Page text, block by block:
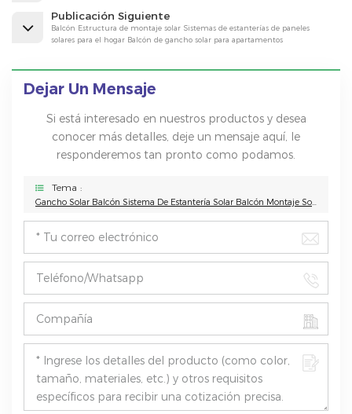
Publicación Siguiente
Balcón Estructura de montaje solar Sistemas de estanterías de paneles
solares para el hogar Balcón de gancho solar para apartamentos
Dejar Un Mensaje
Si está interesado en nuestros productos y desea
conocer más detalles, deje un mensaje aquí, le
responderemos tan pronto como podamos.
Tema :
Gancho Solar Balcón Sistema De Estantería Solar Balcón Montaje Solar